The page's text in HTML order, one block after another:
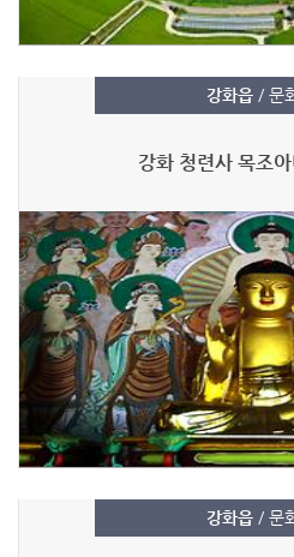
강화읍/ 문
강화 청련사 목조
강화읍/ 문